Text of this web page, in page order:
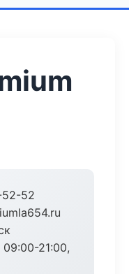
52-52
21:00,